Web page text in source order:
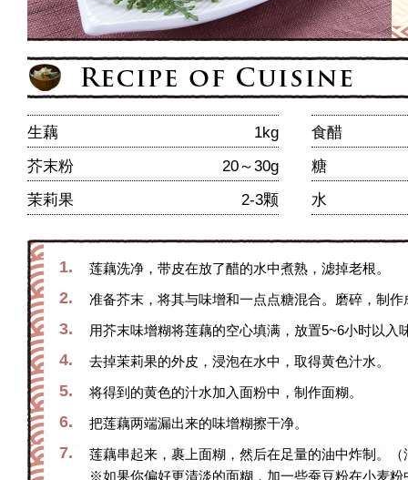
生藕 1kg
食醋
芥末粉
20～30g
糖
茉莉果
2-3颗 水
1. 莲藕洗净，带皮在放了醋的水中煮熟，滤掉老根。
2. 准备芥末，将其与味增和一点点糖混合。磨碎，制
3. 用芥末味增糊将莲藕的空心填满，放置5~6小时以入
4. 去掉茉莉果的外皮，浸泡在水中，取得黄色汁水。
5. 将得到的黄色的汁水加入面粉中，制作面糊。
6. 把莲藕两端漏出来的味增糊擦干净。
7.
莲藕串起来，裹上面糊，然后在足量的油中炸制。（
※如果你偏好更清淡的面糊，加一些蚕豆粉在小麦粉